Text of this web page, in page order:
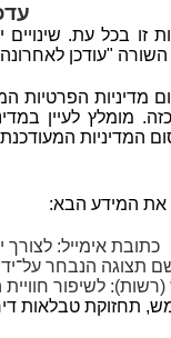
זו בכל עת.
השורה "עודכן
מדיניות
מומלץ לעיין
המעודכנת
את המידע הבא:
כתובת אימייל: לצורך
לשיפור
תחזוקת טבלאות